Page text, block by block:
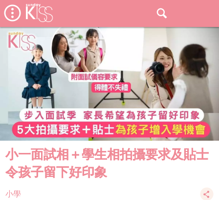
小一面試相＋學生相拍攝要求及貼士
令孩子留下好印象
小學